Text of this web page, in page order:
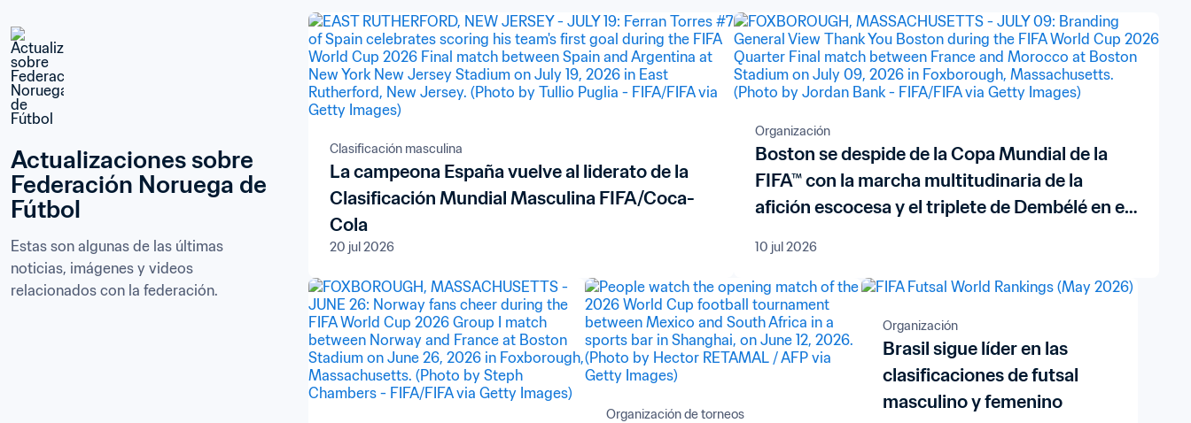
Actualizaciones sobre
Federación Noruega de
Fútbol
Estas son algunas de las últimas
noticias, imágenes y videos
relacionados con la federación.
Clasificación masculina
La campeona España vuelve al liderato de la
Clasificación Mundial Masculina FIFA/Coca-
Cola
20 jul 2026
Organización
Boston se despide de la Copa Mundial de la
FIFA™ con la marcha multitudinaria de la
afición escocesa y el triplete de Dembélé en el
10 jul 2026
Organización de torneos
Organización
Brasil sigue líder en las
clasificaciones de futsal
masculino y femenino